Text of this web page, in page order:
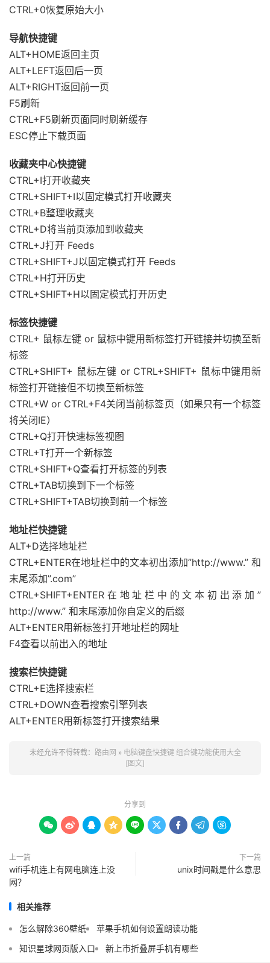
CTRL+0恢复原始大小
导航快捷键
ALT+HOME返回主页
ALT+LEFT返回后一页
ALT+RIGHT返回前一页
F5刷新
CTRL+F5刷新页面同时刷新缓存
ESC停止下载页面
收藏夹中心快捷键
CTRL+I打开收藏夹
CTRL+SHIFT+I以固定模式打开收藏夹
CTRL+B整理收藏夹
CTRL+D将当前页添加到收藏夹
CTRL+J打开 Feeds
CTRL+SHIFT+J以固定模式打开 Feeds
CTRL+H打开历史
CTRL+SHIFT+H以固定模式打开历史
标签快捷键
CTRL+ 鼠标左键 or 鼠标中键用新标签打开链接并切换至新
标签
CTRL+SHIFT+ 鼠标左键 or CTRL+SHIFT+ 鼠标中键用新
标签打开链接但不切换至新标签
CTRL+W or CTRL+F4关闭当前标签页（如果只有一个标签
将关闭IE）
CTRL+Q打开快速标签视图
CTRL+T打开一个新标签
CTRL+SHIFT+Q查看打开标签的列表
CTRL+TAB切换到下一个标签
CTRL+SHIFT+TAB切换到前一个标签
地址栏快捷键
ALT+D选择地址栏
CTRL+ENTER在地址栏中的文本初出添加”http://www.” 和
末尾添加”.com”
CTRL+SHIFT+ENTER在地址栏中的文本初出添加”
http://www.” 和末尾添加你自定义的后缀
ALT+ENTER用新标签打开地址栏的网址
F4查看以前出入的地址
搜索栏快捷键
CTRL+E选择搜索栏
CTRL+DOWN查看搜索引擎列表
ALT+ENTER用新标签打开搜索结果
未经允许不得转载： 路由网 » 电脑键盘快捷键 组合键功能使用大全
[图文]
分享到
        
上一篇
wifi手机连上有网电脑连上没
网？
下一篇
unix时间戳是什么意思
相关推荐
怎么解除360壁纸
苹果手机如何设置朗读功能
知识星球网页版入口
新上市折叠屏手机有哪些